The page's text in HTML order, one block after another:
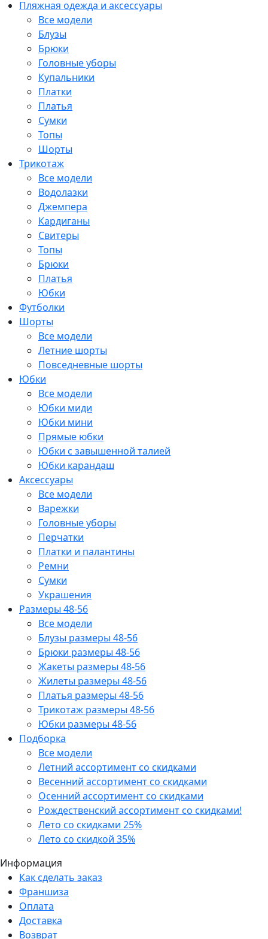
Пляжная одежда и аксессуары
Все модели
Блузы
Брюки
Головные уборы
Купальники
Платки
Платья
Сумки
Топы
Шорты
Трикотаж
Все модели
Водолазки
Джемпера
Кардиганы
Свитеры
Топы
Брюки
Платья
Юбки
Футболки
Шорты
Все модели
Летние шорты
Повседневные шорты
Юбки
Все модели
Юбки миди
Юбки мини
Прямые юбки
Юбки с завышенной талией
Юбки карандаш
Аксессуары
Все модели
Варежки
Головные уборы
Перчатки
Платки и палантины
Ремни
Сумки
Украшения
Размеры 48-56
Все модели
Блузы размеры 48-56
Брюки размеры 48-56
Жакеты размеры 48-56
Жилеты размеры 48-56
Платья размеры 48-56
Трикотаж размеры 48-56
Юбки размеры 48-56
Подборка
Все модели
Летний ассортимент со скидками
Весенний ассортимент со скидками
Осенний ассортимент со скидками
Рождественский ассортимент со скидками!
Лето со скидками 25%
Лето со скидкой 35%
Информация
Как сделать заказ
Франшиза
Оплата
Доставка
Возврат